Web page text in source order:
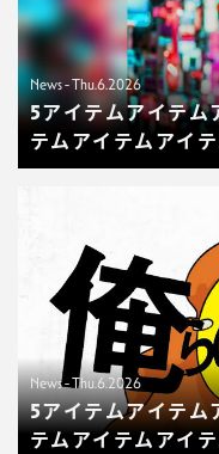
News - Thu.6.2026
5アイテムアイテム
テムアイテムアイ
News - Thu.6.2026
5アイテムアイテム
テムアイテムアイ